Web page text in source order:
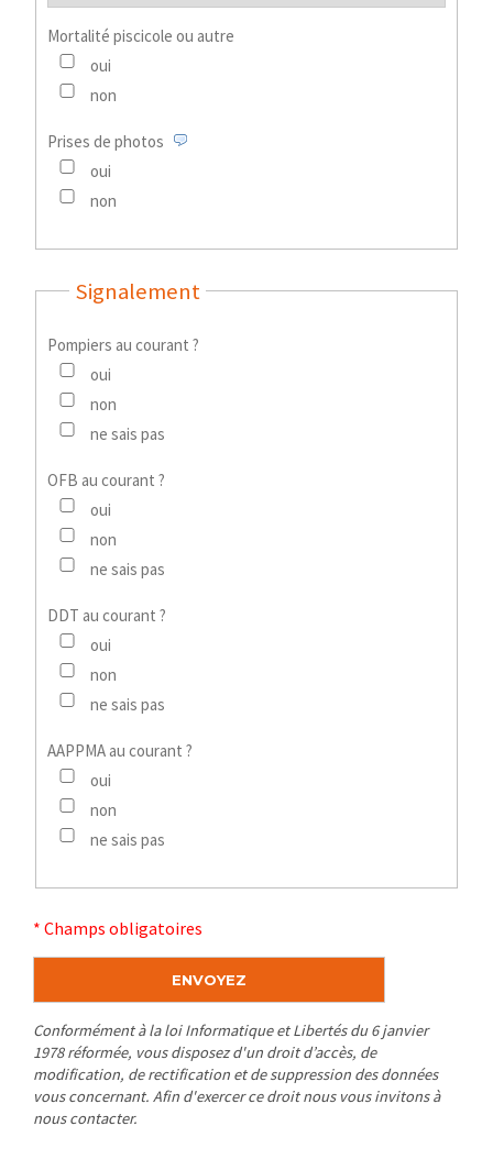
Mortalité piscicole ou autre
oui
non
Prises de photos
oui
non
Signalement
Pompiers au courant ?
oui
non
ne sais pas
OFB au courant ?
oui
non
ne sais pas
DDT au courant ?
oui
non
ne sais pas
AAPPMA au courant ?
oui
non
ne sais pas
* Champs obligatoires
Conformément à la loi Informatique et Libertés du 6 janvier
1978 réformée, vous disposez d'un droit d’accès, de
modification, de rectification et de suppression des données
vous concernant. Afin d'exercer ce droit nous vous invitons à
nous contacter.